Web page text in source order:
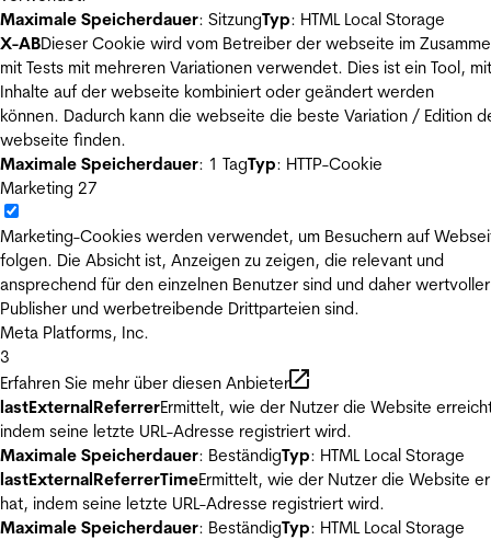
Maximale Speicherdauer: SitzungTyp: HTML Local Storage
X-ABDieser Cookie wird vom Betreiber der webseite im
mit Tests mit mehreren Variationen verwendet. Dies ist ein Tool,
Inhalte auf der webseite kombiniert oder geändert werden
können. Dadurch kann die webseite die beste Variation / Edition
webseite finden.
Maximale Speicherdauer: 1 TagTyp: HTTP-Cookie
Marketing 27
Marketing-Cookies werden verwendet, um Besuchern auf
folgen. Die Absicht ist, Anzeigen zu zeigen, die relevant und
ansprechend für den einzelnen Benutzer sind und daher
Publisher und werbetreibende Drittparteien sind.
Meta Platforms, Inc.
3
Erfahren Sie mehr über diesen Anbieter
lastExternalReferrerErmittelt, wie der Nutzer die Website
indem seine letzte URL-Adresse registriert wird.
Maximale Speicherdauer: BeständigTyp: HTML Local Storage
lastExternalReferrerTimeErmittelt, wie der Nutzer die Website
hat, indem seine letzte URL-Adresse registriert wird.
Maximale Speicherdauer: BeständigTyp: HTML Local Storage